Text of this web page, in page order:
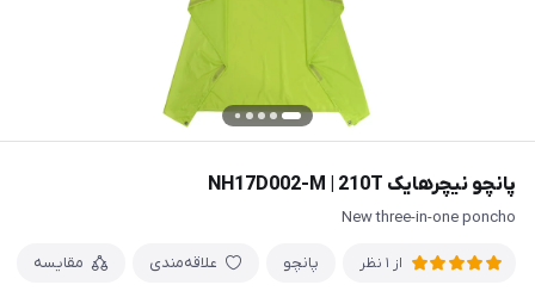
پانچو نیچرهایک NH17D002-M | 210T
New three-in-one poncho
از 1 نظر پانچو علاقه‌مندی مقایسه